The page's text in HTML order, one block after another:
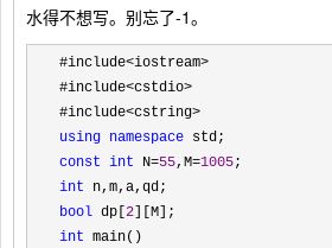
水得不想写。别忘了-1。
#include<iostream>
#include<cstdio>
#include
using namespace
const int N=55,M=1005
int
bool dp[ 2
int main()